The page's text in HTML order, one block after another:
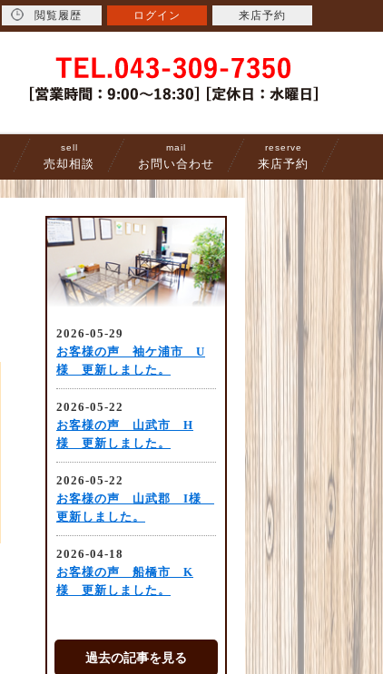
sell
売却相談
mail
お問い合わせ
reserve
来店予約
過去の記事を見る
閲覧履歴 ログイン 来店予約